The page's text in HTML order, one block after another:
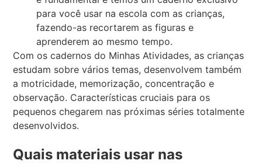
para você usar na escola com as crianças,
fazendo-as recortarem as figuras e
aprenderem ao mesmo tempo.
Com os cadernos do Minhas Atividades, as crianças
estudam sobre vários temas, desenvolvem também
a motricidade, memorização, concentração e
observação. Características cruciais para os
pequenos chegarem nas próximas séries totalmente
desenvolvidos.
Quais materiais usar nas